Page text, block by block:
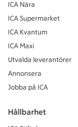
ICA Nära
ICA Supermarket
ICA Kvantum
ICA Maxi
Utvalda leverantörer
Annonsera
Jobba på ICA
Hållbarhet